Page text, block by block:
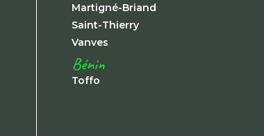
Martigné-Briand
Saint-Thierry
Vanves
Bénin
Toffo